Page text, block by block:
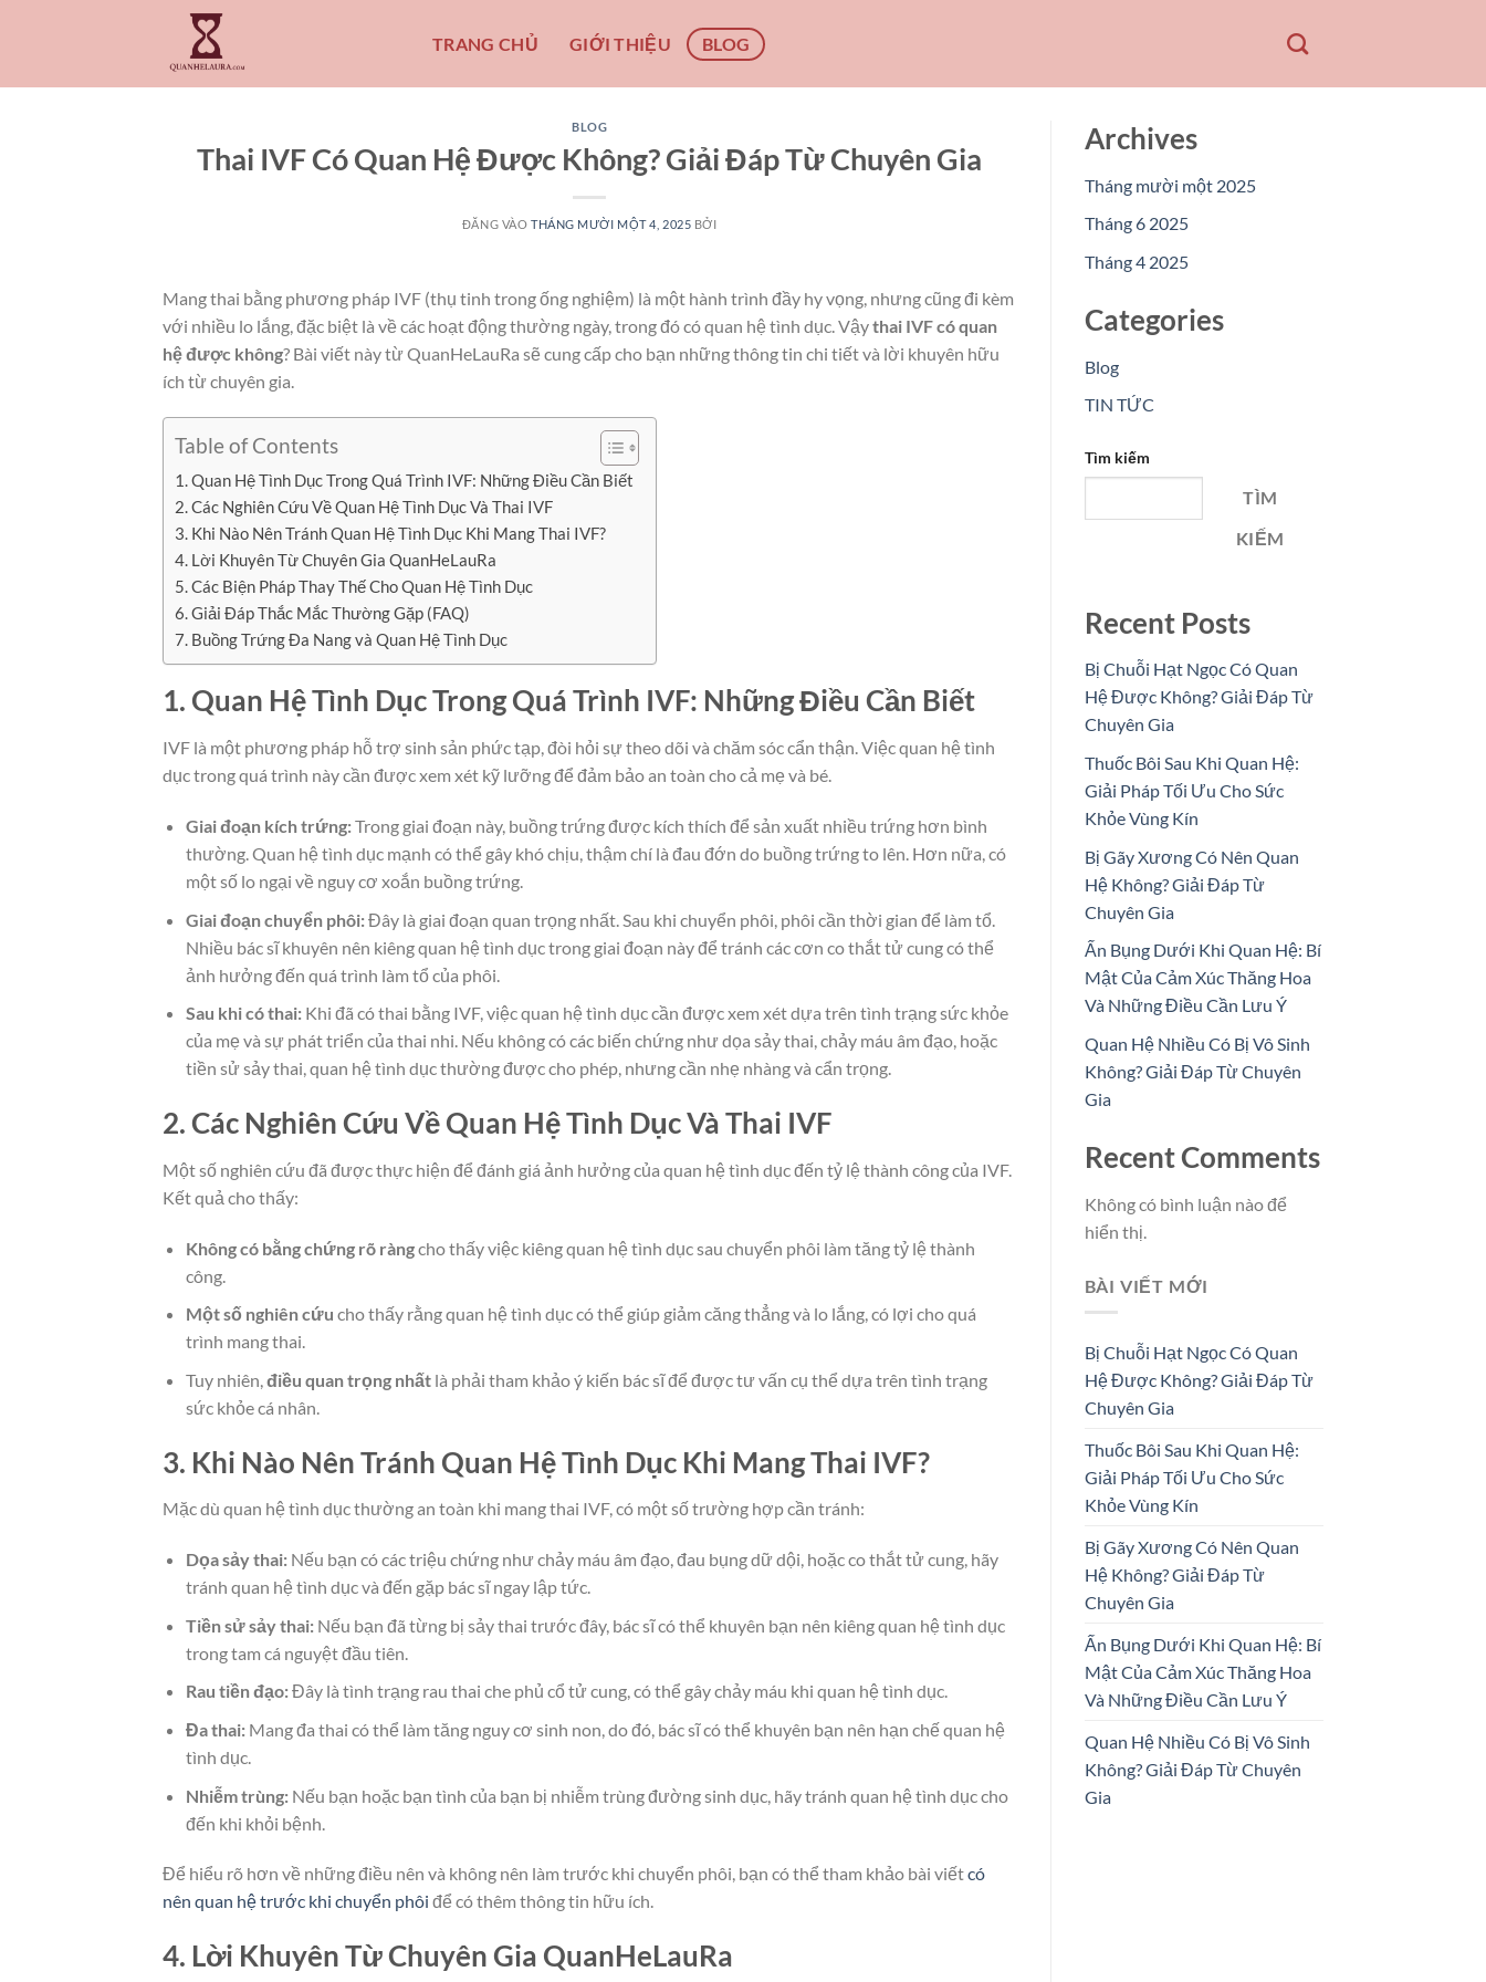
TRANG CHỦ GIỚI THIỆU BLOG
BLOG
Thai IVF Có Quan Hệ Được Không? Giải Đáp Từ Chuyên Gia
ĐĂNG VÀO THÁNG MƯỜI MỘT 4, 2025 BỞI
Mang thai bằng phương pháp IVF (thụ tinh trong ống nghiệm) là một hành trình đầy hy vọng, nhưng cũng đi kèm
với nhiều lo lắng, đặc biệt là về các hoạt động thường ngày, trong đó có quan hệ tình dục. Vậythai IVF có quan
hệ được không? Bài viết này từ QuanHeLauRa sẽ cung cấp cho bạn những thông tin chi tiết và lời khuyên hữu
ích từ chuyên gia.
Table of Contents
1. Quan Hệ Tình Dục Trong Quá Trình IVF: Những Điều Cần Biết
2. Các Nghiên Cứu Về Quan Hệ Tình Dục Và Thai IVF
3. Khi Nào Nên Tránh Quan Hệ Tình Dục Khi Mang Thai IVF?
4. Lời Khuyên Từ Chuyên Gia QuanHeLauRa
5. Các Biện Pháp Thay Thế Cho Quan Hệ Tình Dục
6. Giải Đáp Thắc Mắc Thường Gặp (FAQ)
7. Buồng Trứng Đa Nang và Quan Hệ Tình Dục
1. Quan Hệ Tình Dục Trong Quá Trình IVF: Những Điều Cần Biết
IVF là một phương pháp hỗ trợ sinh sản phức tạp, đòi hỏi sự theo dõi và chăm sóc cẩn thận. Việc quan hệ tình
dục trong quá trình này cần được xem xét kỹ lưỡng để đảm bảo an toàn cho cả mẹ và bé.
Giai đoạn kích trứng:Trong giai đoạn này, buồng trứng được kích thích để sản xuất nhiều trứng hơn bình
thường. Quan hệ tình dục mạnh có thể gây khó chịu, thậm chí là đau đớn do buồng trứng to lên. Hơn nữa, có
một số lo ngại về nguy cơ xoắn buồng trứng.
Giai đoạn chuyển phôi:Đây là giai đoạn quan trọng nhất. Sau khi chuyển phôi, phôi cần thời gian để làm tổ.
Nhiều bác sĩ khuyên nên kiêng quan hệ tình dục trong giai đoạn này để tránh các cơn co thắt tử cung có thể
ảnh hưởng đến quá trình làm tổ của phôi.
Sau khi có thai:Khi đã có thai bằng IVF, việc quan hệ tình dục cần được xem xét dựa trên tình trạng sức khỏe
của mẹ và sự phát triển của thai nhi. Nếu không có các biến chứng như dọa sảy thai, chảy máu âm đạo, hoặc
tiền sử sảy thai, quan hệ tình dục thường được cho phép, nhưng cần nhẹ nhàng và cẩn trọng.
2. Các Nghiên Cứu Về Quan Hệ Tình Dục Và Thai IVF
Một số nghiên cứu đã được thực hiện để đánh giá ảnh hưởng của quan hệ tình dục đến tỷ lệ thành công của IVF.
Kết quả cho thấy:
Không có bằng chứng rõ ràngcho thấy việc kiêng quan hệ tình dục sau chuyển phôi làm tăng tỷ lệ thành
công.
Một số nghiên cứu cho thấy rằng quan hệ tình dục có thể giúp giảm căng thẳng và lo lắng, có lợi cho quá
trình mang thai.
Tuy nhiên, điều quan trọng nhấtlà phải tham khảo ý kiến bác sĩ để được tư vấn cụ thể dựa trên tình trạng
sức khỏe cá nhân.
3. Khi Nào Nên Tránh Quan Hệ Tình Dục Khi Mang Thai IVF?
Mặc dù quan hệ tình dục thường an toàn khi mang thai IVF, có một số trường hợp cần tránh:
Dọa sảy thai:Nếu bạn có các triệu chứng như chảy máu âm đạo, đau bụng dữ dội, hoặc co thắt tử cung, hãy
tránh quan hệ tình dục và đến gặp bác sĩ ngay lập tức.
Tiền sử sảy thai:Nếu bạn đã từng bị sảy thai trước đây, bác sĩ có thể khuyên bạn nên kiêng quan hệ tình dục
trong tam cá nguyệt đầu tiên.
Rau tiền đạo:Đây là tình trạng rau thai che phủ cổ tử cung, có thể gây chảy máu khi quan hệ tình dục.
Đa thai:Mang đa thai có thể làm tăng nguy cơ sinh non, do đó, bác sĩ có thể khuyên bạn nên hạn chế quan hệ
tình dục.
Nhiễm trùng:Nếu bạn hoặc bạn tình của bạn bị nhiễm trùng đường sinh dục, hãy tránh quan hệ tình dục cho
đến khi khỏi bệnh.
Để hiểu rõ hơn về những điều nên và không nên làm trước khi chuyển phôi, bạn có thể tham khảo bài viếtcó
nên quan hệ trước khi chuyển phôi để có thêm thông tin hữu ích.
4. Lời Khuyên Từ Chuyên Gia QuanHeLauRa
Archives
Tháng mười một 2025
Tháng 6 2025
Tháng 4 2025
Categories
Blog
TIN TỨC
Tìm kiếm
TÌM
KIẾM
Recent Posts
Bị Chuỗi Hạt Ngọc Có Quan
Hệ Được Không? Giải Đáp Từ
Chuyên Gia
Thuốc Bôi Sau Khi Quan Hệ:
Giải Pháp Tối Ưu Cho Sức
Khỏe Vùng Kín
Bị Gãy Xương Có Nên Quan
Hệ Không? Giải Đáp Từ
Chuyên Gia
Ấn Bụng Dưới Khi Quan Hệ: Bí
Mật Của Cảm Xúc Thăng Hoa
Và Những Điều Cần Lưu Ý
Quan Hệ Nhiều Có Bị Vô Sinh
Không? Giải Đáp Từ Chuyên
Gia
Recent Comments
Không có bình luận nào để
hiển thị.
BÀI VIẾT MỚI
Bị Chuỗi Hạt Ngọc Có Quan
Hệ Được Không? Giải Đáp Từ
Chuyên Gia
Thuốc Bôi Sau Khi Quan Hệ:
Giải Pháp Tối Ưu Cho Sức
Khỏe Vùng Kín
Bị Gãy Xương Có Nên Quan
Hệ Không? Giải Đáp Từ
Chuyên Gia
Ấn Bụng Dưới Khi Quan Hệ: Bí
Mật Của Cảm Xúc Thăng Hoa
Và Những Điều Cần Lưu Ý
Quan Hệ Nhiều Có Bị Vô Sinh
Không? Giải Đáp Từ Chuyên
Gia